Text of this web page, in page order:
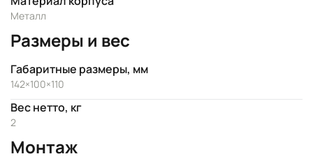
Металл
Размеры и вес
Габаритные размеры, мм
142×100×110
Вес нетто, кг
2
Монтаж